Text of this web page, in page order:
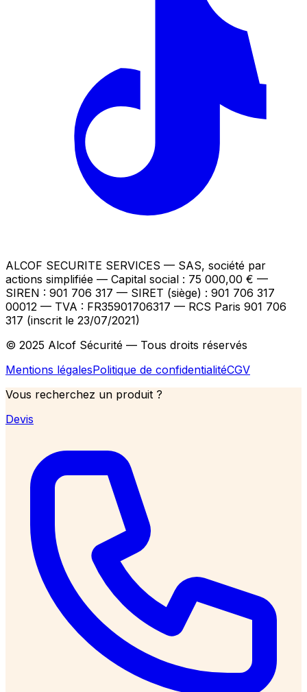
ALCOF SECURITE SERVICES — SAS, société par
actions simplifiée — Capital social : 75 000,00 € —
SIREN : 901 706 317 — SIRET (siège) : 901 706 317
00012 — TVA : FR35901706317 — RCS Paris 901 706
317 (inscrit le 23/07/2021)
© 2025 Alcof Sécurité — Tous droits réservés
Mentions légalesPolitique de confidentialitéCGV
Vous recherchez un produit ?
Devis